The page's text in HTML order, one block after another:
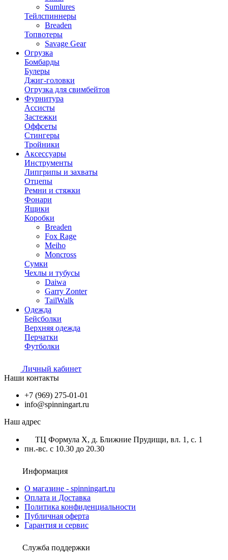
Sumlures
Тейлспиннеры
Breaden
Топвотеры
Savage Gear
Огрузка
Бомбарды
Булеры
Джиг-головки
Огрузка для свимбейтов
Фурнитура
Ассисты
Застежки
Оффсеты
Стингеры
Тройники
Аксессуары
Инструменты
Липгрипы и захваты
Отцепы
Ремни и стяжки
Фонари
Ящики
Коробки
Breaden
Fox Rage
Meiho
Moncross
Сумки
Чехлы и тубусы
Daiwa
Garry Zonter
TailWalk
Одежда
Бейсболки
Верхняя одежда
Перчатки
Футболки
Личный кабинет
Наши контакты
+7 (969) 275-01-01
info@spinningart.ru
Наш адрес
ТЦ Формула X, д. Ближние Прудищи, вл. 1, с. 1
пн.-вс. с 10.30 до 20.30
Информация
О магазине - spinningart.ru
Оплата и Доставка
Политика конфиденциальности
Публичная оферта
Гарантия и сервис
Служба поддержки